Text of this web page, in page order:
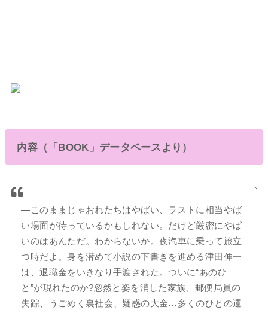
内容（「BOOK」データベースより）
―このままじゃおれたちはやばい、ラストに相当やば
い場面が待っているかもしれない。だけど厳密にやば
いのはあんただ。わからないか。夜汽車に乗って旅立
つ時だよ。身を潜めて小説の下書きを進める津田伸一
は、退職金をいきなり手渡された。ついに“あのひ
と”が現れたのか?忽然と姿を消した家族、郵便局員の
失踪、うごめく裏社会、疑惑の大金…多くのひとの運